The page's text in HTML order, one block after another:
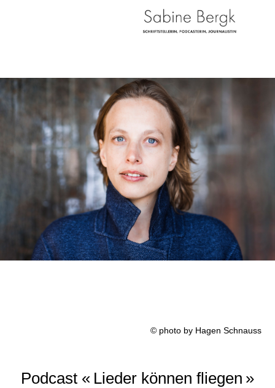
© photo by Hagen Schnauss
Podcast « Lieder können fliegen »